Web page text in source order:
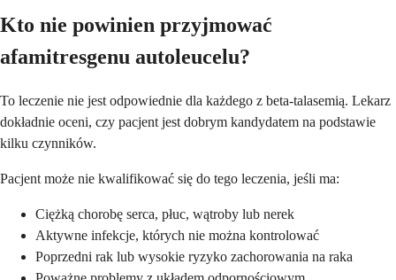
Kto nie powinien przyjmować
afamitresgenu autoleucelu?
To leczenie nie jest odpowiednie dla każdego z beta-talasemią. Lekarz
dokładnie oceni, czy pacjent jest dobrym kandydatem na podstawie
kilku czynników.
Pacjent może nie kwalifikować się do tego leczenia, jeśli ma:
Ciężką chorobę serca, płuc, wątroby lub nerek
Aktywne infekcje, których nie można kontrolować
Poprzedni rak lub wysokie ryzyko zachorowania na raka